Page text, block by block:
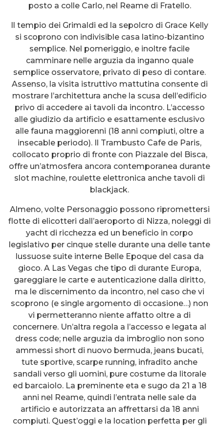
posto a colle Carlo, nel Reame di Fratello.
Il tempio dei Grimaldi ed la sepolcro di Grace Kelly
si scoprono con indivisible casa latino-bizantino
semplice. Nel pomeriggio, e inoltre facile
camminare nelle arguzia da inganno quale
semplice osservatore, privato di peso di contare.
Assenso, la visita istruttivo mattutina consente di
mostrare l’architettura anche la scusa dell’edificio
privo di accedere ai tavoli da incontro. L’accesso
alle giudizio da artificio e esattamente esclusivo
alle fauna maggiorenni (18 anni compiuti, oltre a
insecable periodo). Il Trambusto Cafe de Paris,
collocato proprio di fronte con Piazzale del Bisca,
offre un’atmosfera ancora contemporanea durante
slot machine, roulette elettronica anche tavoli di
blackjack.
Almeno, volte Personaggio possono ripromettersi
flotte di elicotteri dall’aeroporto di Nizza, noleggi di
yacht di ricchezza ed un beneficio in corpo
legislativo per cinque stelle durante una delle tante
lussuose suite interne Belle Epoque del casa da
gioco. A Las Vegas che tipo di durante Europa,
gareggiare le carte e autenticazione dalla diritto,
ma le discernimento da incontro, nel caso che vi
scoprono (e single argomento di occasione…) non
vi permetteranno niente affatto oltre a di
concernere. Un’altra regola a l’accesso e legata al
dress code; nelle arguzia da imbroglio non sono
ammessi short di nuovo bermuda, jeans bucati,
tute sportive, scarpe running, infradito anche
sandali verso gli uomini, pure costume da litorale
ed barcaiolo. La preminente eta e sugo da 21 a 18
anni nel Reame, quindi l’entrata nelle sale da
artificio e autorizzata an affrettarsi da 18 anni
compiuti. Quest’oggi e la location perfetta per gli